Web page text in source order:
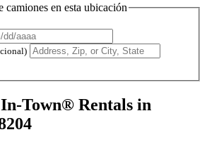
camiones en esta ubicación
Town® Rentals in